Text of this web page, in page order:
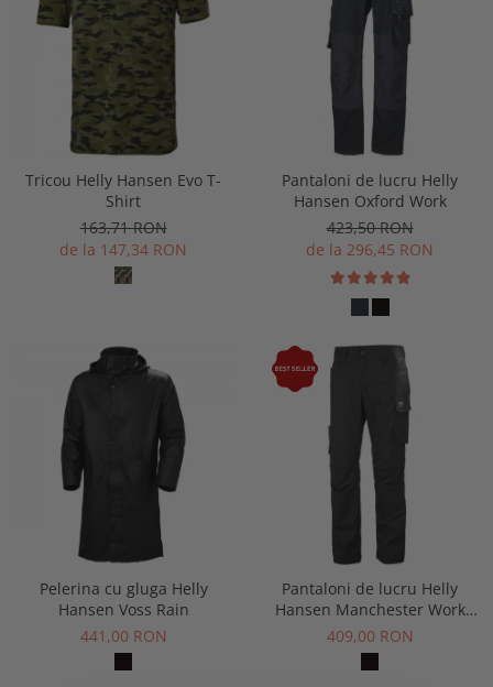
Tricou Helly Hansen Evo T-
Shirt
163,71 RON
de la 147,34 RON
Pantaloni de lucru Helly
Hansen Oxford Work
423,50 RON
de la 296,45 RON
Pelerina cu gluga Helly
Hansen Voss Rain
441,00 RON
Pantaloni de lucru Helly
Hansen Manchester Work
Pant
409,00 RON